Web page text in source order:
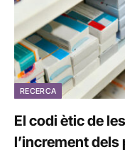
RECERCA
El codi ètic de
l’increment